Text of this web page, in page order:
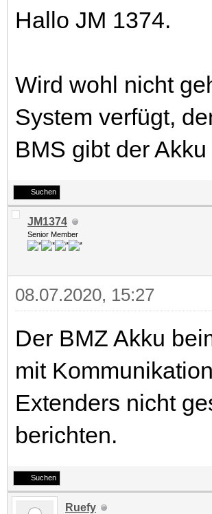
Hallo JM 1374.
Wird wohl nicht
System verfügt,
BMS gibt der
Suchen
JM1374
Senior Member
08.07.2020, 15:27
Der BMZ Akku
mit
Extenders nicht
berichten.
Suchen
Ruefy